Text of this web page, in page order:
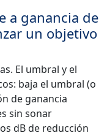
a ganancia de
un objetivo
El umbral y el
baja el umbral (o
de ganancia
sin sonar
dB de reducción